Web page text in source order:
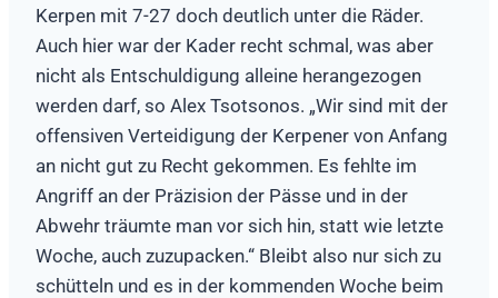
Kerpen mit 7-27 doch deutlich unter die Räder.
Auch hier war der Kader recht schmal, was aber
nicht als Entschuldigung alleine herangezogen
werden darf, so Alex Tsotsonos. „Wir sind mit der
offensiven Verteidigung der Kerpener von Anfang
an nicht gut zu Recht gekommen. Es fehlte im
Angriff an der Präzision der Pässe und in der
Abwehr träumte man vor sich hin, statt wie letzte
Woche, auch zuzupacken.“ Bleibt also nur sich zu
schütteln und es in der kommenden Woche beim